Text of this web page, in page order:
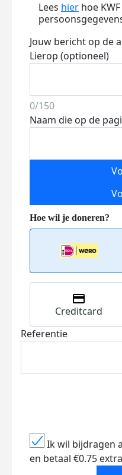
Lees hier hoe
Jouw bericht op de
Lierop (optioneel)
0/150
Naam die op de
Creditcard
Referentie
Ik wil bijdragen
en betaal €0.75